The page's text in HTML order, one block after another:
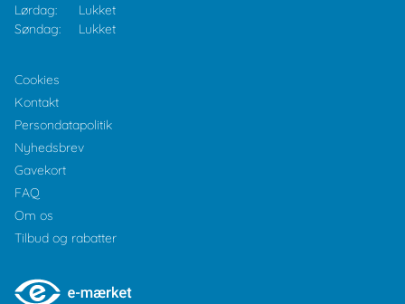
Lørdag:
Lukket
Søndag:
Lukket
Cookies
Kontakt
Persondatapolitik
Nyhedsbrev
Gavekort
FAQ
Om os
Tilbud og rabatter